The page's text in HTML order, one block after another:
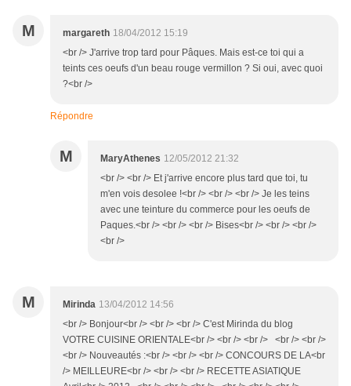
M margareth 18/04/2012 15:19
<br /> J'arrive trop tard pour Pâques. Mais est-ce toi qui a
teints ces oeufs d'un beau rouge vermillon ? Si oui, avec quoi
?<br />
Répondre
M MaryAthenes 12/05/2012 21:32
<br /> <br /> Et j'arrive encore plus tard que toi, tu
m'en vois desolee !<br /> <br /> <br /> Je les teins
avec une teinture du commerce pour les oeufs de
Paques.<br /> <br /> <br /> Bises<br /> <br /> <br />
<br />
M Mirinda 13/04/2012 14:56
<br /> Bonjour<br /> <br /> <br /> C'est Mirinda du blog
VOTRE CUISINE ORIENTALE<br /> <br /> <br /> <br /> <br />
<br /> Nouveautés :<br /> <br /> <br /> CONCOURS DE LA<br
/> MEILLEURE<br /> <br /> <br /> RECETTE ASIATIQUE